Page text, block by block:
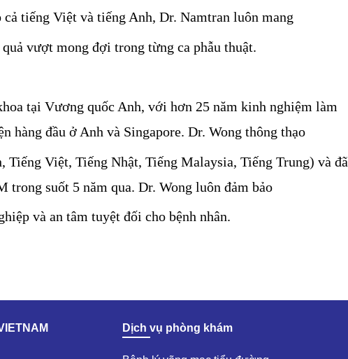
cả tiếng Việt và tiếng Anh, Dr. Namtran luôn mang
vượt mong đợi trong từng ca phẫu thuật.
tại Vương quốc Anh, với hơn 25 năm kinh nghiệm làm
hàng đầu ở Anh và Singapore. Dr. Wong thông thạo
Tiếng Việt, Tiếng Nhật, Tiếng Malaysia, Tiếng Trung) và đã
trong suốt 5 năm qua. Dr. Wong luôn đảm bảo
và an tâm tuyệt đối cho bệnh nhân.
Dịch vụ phòng khám